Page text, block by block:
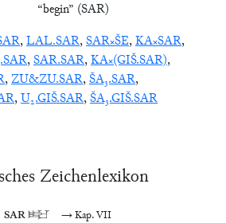
“begin” (SAR)
,LAL.SAR,SAR×ŠE,KA×SAR,
,SAR.SAR,KA×(GIŠ.SAR),
,ZU&ZU.SAR,ŠA₃.SAR,
,U₂.GIŠ.SAR,ŠA₃.GIŠ.SAR
Zeichenlexikon
SAR 𒊬	→ Kap. VII